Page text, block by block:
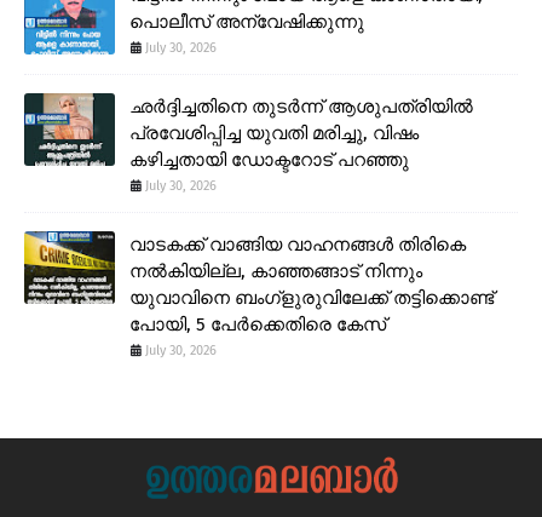
പൊലീസ് അന്വേഷിക്കുന്നു
July 30, 2026
ഛർദ്ദിച്ചതിനെ തുടർന്ന് ആശുപത്രിയിൽ
പ്രവേശിപ്പിച്ച യുവതി മരിച്ചു, വിഷം
കഴിച്ചതായി ഡോക്ടറോട് പറഞ്ഞു
July 30, 2026
വാടകക്ക് വാങ്ങിയ വാഹനങ്ങൾ തിരികെ
നൽകിയില്ല, കാഞ്ഞങ്ങാട് നിന്നും
യുവാവിനെ ബംഗ്ളുരുവിലേക്ക് തട്ടിക്കൊണ്ട്
പോയി, 5 പേർക്കെതിരെ കേസ്
July 30, 2026